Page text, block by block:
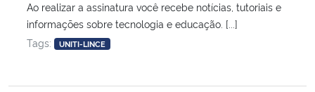
Ao realizar a assinatura você recebe notícias, tutoriais e
informações sobre tecnologia e educação. [...]
Tags:
UNITI-LINCE